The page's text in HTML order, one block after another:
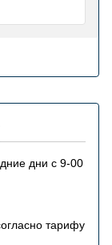
дни с 9-00
тарифу